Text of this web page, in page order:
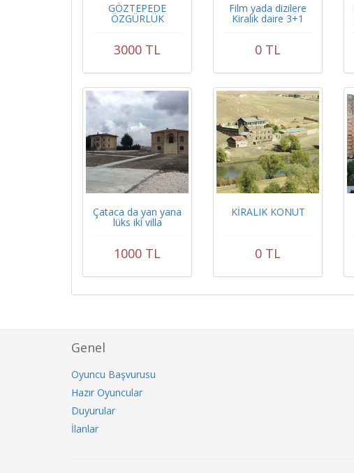
GÖZTEPEDE
ÖZGÜRLÜK
YAKIN DUBLEKS
3000 TL
Film yada dizilere
Kiralık daire 3+1
0 TL
Çataca da yan yana
lüks iki villa
1000 TL
KİRALIK KONUT
0 TL
Genel
Oyuncu Başvurusu
Hazır Oyuncular
Duyurular
İlanlar